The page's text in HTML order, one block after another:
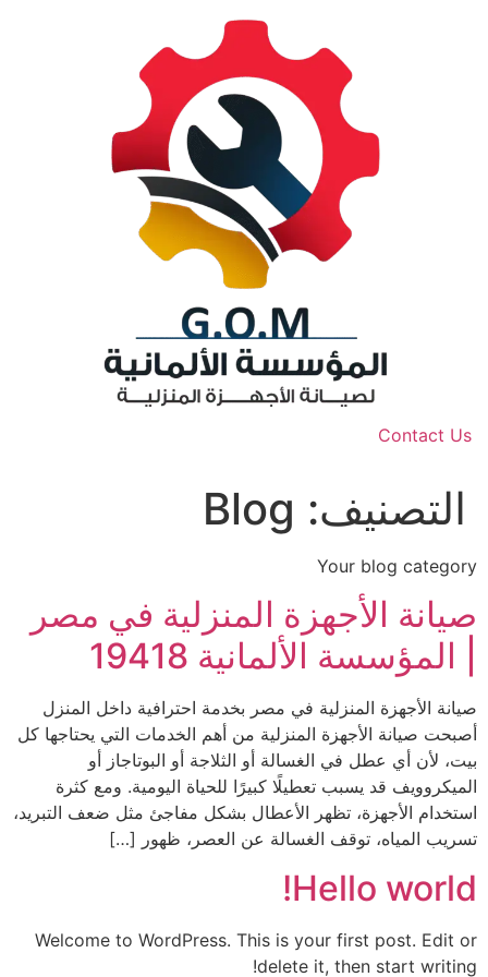
Contact Us
التصنيف: Blog
Your blog category
صيانة الأجهزة المنزلية في مصر
| المؤسسة الألمانية 19418
صيانة الأجهزة المنزلية في مصر بخدمة احترافية داخل المنزل
أصبحت صيانة الأجهزة المنزلية من أهم الخدمات التي يحتاجها كل
بيت، لأن أي عطل في الغسالة أو الثلاجة أو البوتاجاز أو
الميكروويف قد يسبب تعطيلًا كبيرًا للحياة اليومية. ومع كثرة
استخدام الأجهزة، تظهر الأعطال بشكل مفاجئ مثل ضعف التبريد،
تسريب المياه، توقف الغسالة عن العصر، ظهور […]
Hello world!
Welcome to WordPress. This is your first post. Edit or
delete it, then start writing!